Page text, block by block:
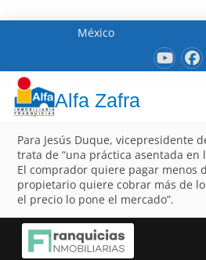
México
Alfa Zafra
Para Jesús Duque, vicepresidente
trata de “una práctica asentada en
El comprador quiere pagar menos
propietario quiere cobrar más de
el precio lo pone el mercado”.